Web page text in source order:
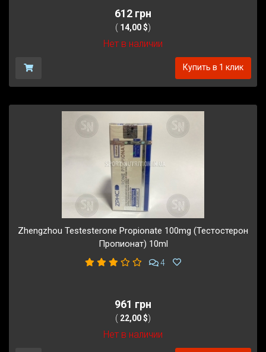
612 грн
( 14,00 $)
Нет в наличии
Купить в 1 клик
Zhengzhou Testesterone Propionate 100mg (Тестостерон
Пропионат) 10ml
4
961 грн
( 22,00 $)
Нет в наличии